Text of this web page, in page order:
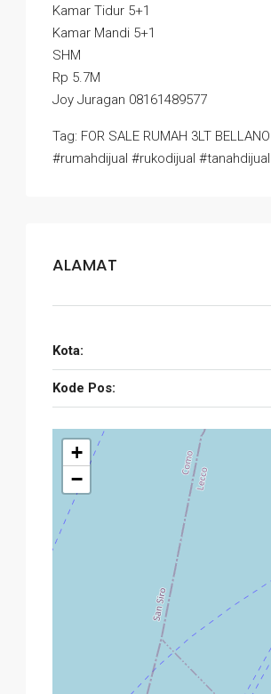
Kamar Tidur 5+1
Kamar Mandi 5+1
SHM
Rp 5.7M
Joy Juragan 08161489577
Tag: FOR SALE RUMAH 3LT
#rumahdijual #rukodijual
ALAMAT
Kota:
Kode Pos:
+
−